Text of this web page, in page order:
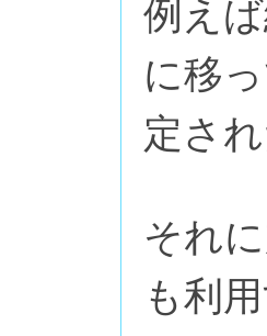
例え
に移
定さ
それ
も利